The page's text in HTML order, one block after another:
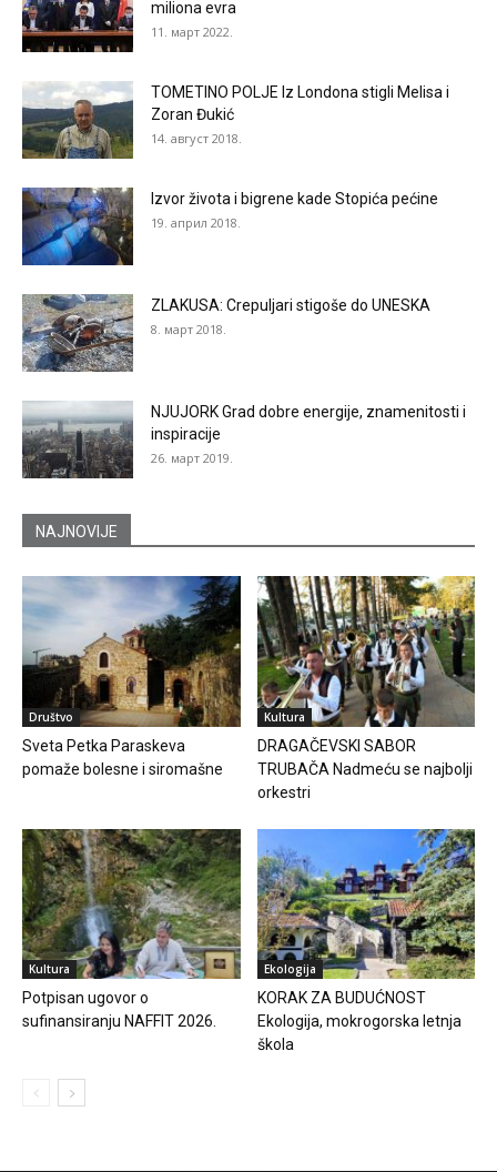
miliona evra
11. март 2022.
TOMETINO POLJE Iz Londona stigli Melisa i
Zoran Đukić
14. август 2018.
Izvor života i bigrene kade Stopića pećine
19. април 2018.
ZLAKUSA: Crepuljari stigoše do UNESKA
8. март 2018.
NJUJORK Grad dobre energije, znamenitosti i
inspiracije
26. март 2019.
NAJNOVIJE
Društvo
Sveta Petka Paraskeva
pomaže bolesne i siromašne
Kultura
DRAGAČEVSKI SABOR
TRUBAČA Nadmeću se najbolji
orkestri
Kultura
Potpisan ugovor o
sufinansiranju NAFFIT 2026.
Ekologija
KORAK ZA BUDUĆNOST
Ekologija, mokrogorska letnja
škola